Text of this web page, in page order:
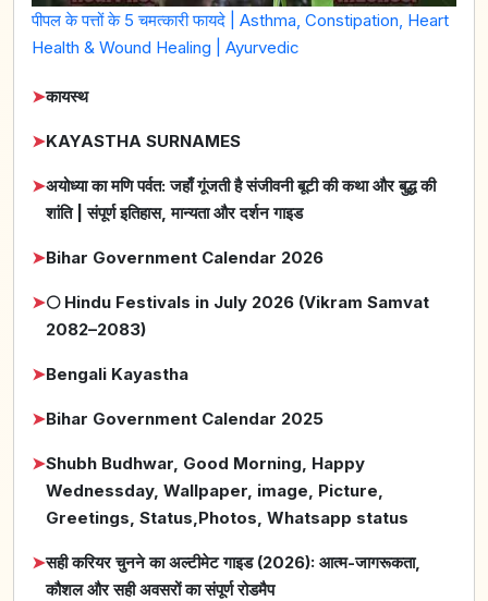
पीपल के पत्तों के 5 चमत्कारी फायदे | Asthma, Constipation, Heart
Health & Wound Healing | Ayurvedic
➤कायस्थ
➤KAYASTHA SURNAMES
➤अयोध्या का मणि पर्वत: जहाँ गूंजती है संजीवनी बूटी की कथा और बुद्ध की
शांति | संपूर्ण इतिहास, मान्यता और दर्शन गाइड
➤Bihar Government Calendar 2026
➤🌕 Hindu Festivals in July 2026 (Vikram Samvat
2082–2083)
➤Bengali Kayastha
➤Bihar Government Calendar 2025
➤Shubh Budhwar, Good Morning, Happy
Wednessday, Wallpaper, image, Picture,
Greetings, Status,Photos, Whatsapp status
➤सही करियर चुनने का अल्टीमेट गाइड (2026): आत्म-जागरूकता,
कौशल और सही अवसरों का संपूर्ण रोडमैप